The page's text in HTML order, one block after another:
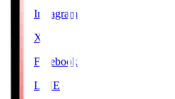
Instagram
X
Facebook
LINE